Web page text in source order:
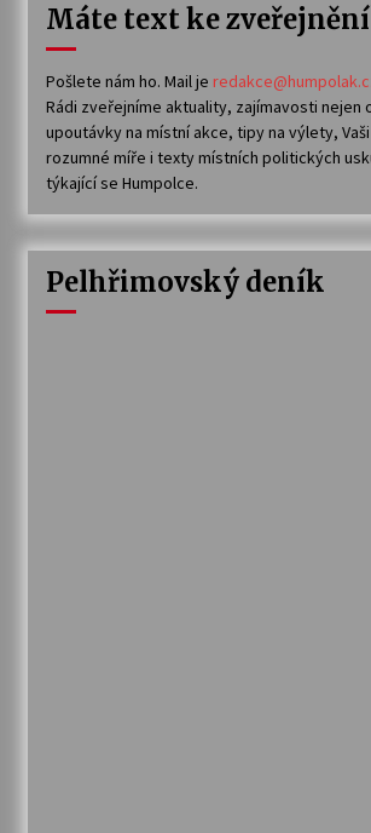
Máte text ke
Pošlete nám ho. Mail je
Rádi zveřejníme aktuality, zajímavosti nejen
upoutávky na místní akce, tipy na výlety,
rozumné míře i texty místních politických
týkající se Humpolce.
Pelhřimovský deník